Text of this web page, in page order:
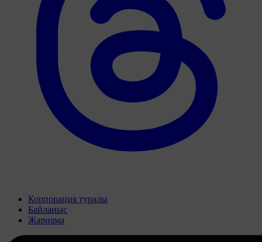
Корпорация туралы
Байланыс
Жарнама